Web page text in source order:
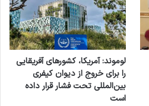
لوموند: آمریکا، کشورهای آفریقایی
را برای خروج از دیوان کیفری
بین‌المللی تحت فشار قرار داده
است